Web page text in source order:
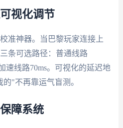
视化调节
准神器。当巴黎玩家连接上
条可选路径：普通线路
速线路70ms。可视化的延迟地
"不再靠运气盲测。
障系统